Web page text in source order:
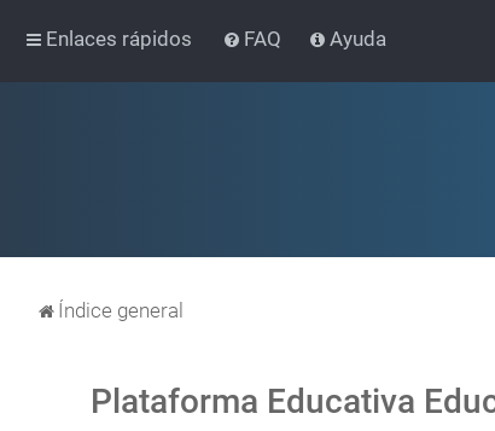
Enlaces rápidos FAQ Ayuda
Índice general
Plataforma Educativa